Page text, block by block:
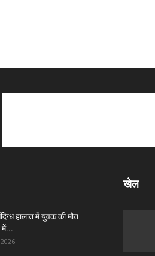
हालात में युवक की मौत
में...
खेल